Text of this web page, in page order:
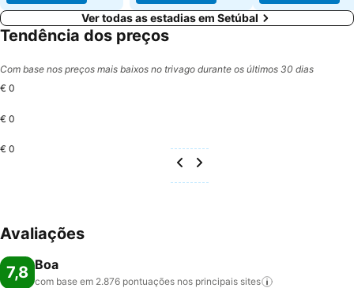
Ver todas as estadias em Setúbal
Tendência dos preços
Com base nos preços mais baixos no trivago durante os últimos 30 dias
€ 0
€ 0
€ 0
Avaliações
7,8 Boa
com base em 2.876 pontuações nos principais sites